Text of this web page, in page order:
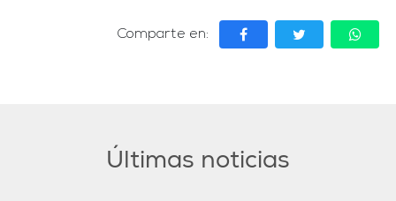
Comparte en:
Últimas noticias